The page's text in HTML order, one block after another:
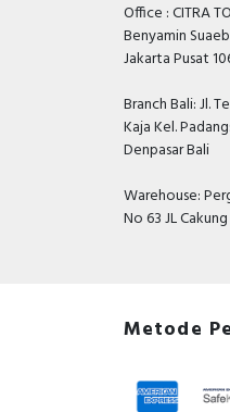
Office : CITRA
Benyamin
Jakarta Pusat
Branch Bali: Jl.
Kaja Kel.
Denpasar Bali
Warehouse:
No 63 JL
Metode